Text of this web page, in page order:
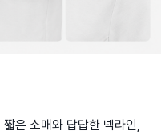
은 소매와 답답한 넥라인,